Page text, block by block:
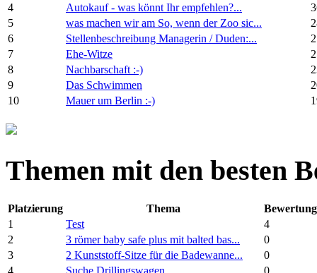
4
Autokauf - was könnt Ihr empfehlen?...
5
was machen wir am So, wenn der Zoo sic...
6
Stellenbeschreibung Managerin / Duden:...
7
Ehe-Witze
8
Nachbarschaft :-)
9
Das Schwimmen
10
Mauer um Berlin :-)
Themen mit den besten
Platzierung Thema
Bewertung
1
Test
4
2
3 römer baby safe plus mit balted bas...
0
3
2 Kunststoff-Sitze für die Badewanne...
0